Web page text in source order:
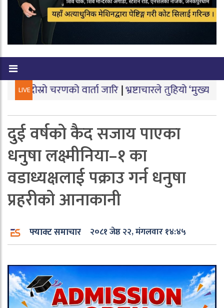
LIVE
वार्ता जारि|भ्रष्टाचारले तुहियो ‘मुख्यमन्त्री बेटी
दुई वर्षको कैद सजाय पाएका
धनुषा लक्ष्मीनिया–१ का
वडाध्यक्षलाई पक्राउ गर्न धनुषा
प्रहरीको आनाकानी
फ्याक्ट समाचार २०८१ जेष्ठ २२, मंगलवार १४:४५